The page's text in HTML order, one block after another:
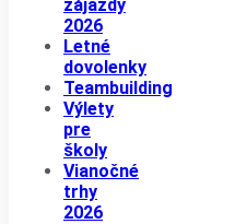
zájazdy
2026
Letné
dovolenky
Teambuilding
Výlety
pre
školy
Vianočné
trhy
2026